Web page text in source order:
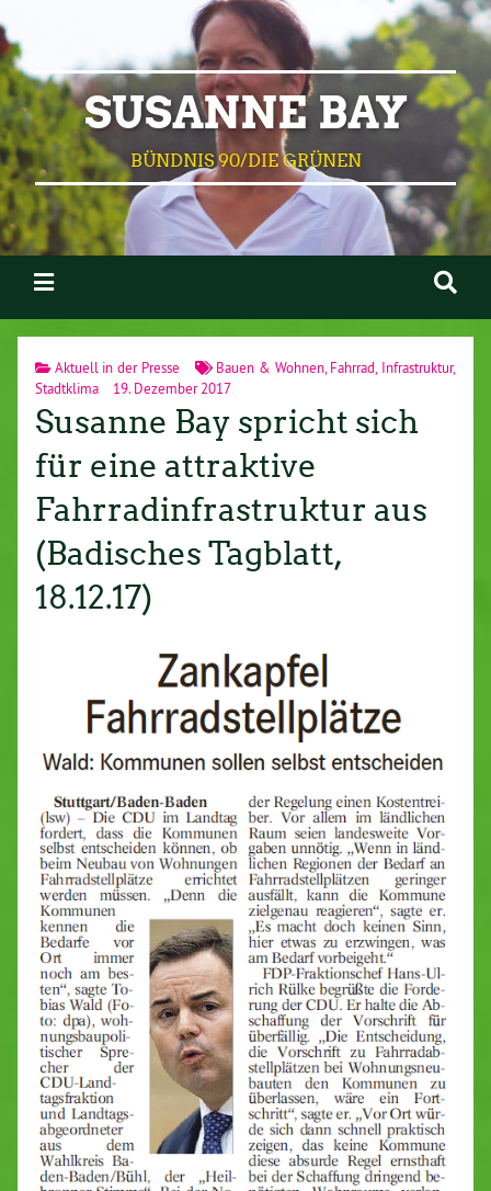
SUSANNE BAY
BÜNDNIS 90/DIE GRÜNEN
Aktuell in der Presse Bauen & Wohnen, Fahrrad Infrastruktur,
Stadtklima
19. Dezember 2017
Susanne Bay spricht sich
für eine attraktive
Fahrradinfrastruktur aus
(Badisches Tagblatt,
18.12.17)